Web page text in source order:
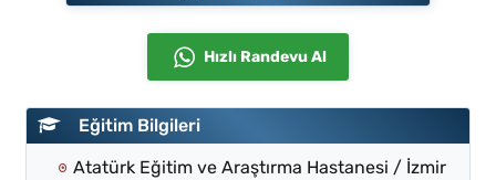
Hızlı Randevu Al
Eğitim Bilgileri
Atatürk Eğitim ve Araştırma Hastanesi / İzmir